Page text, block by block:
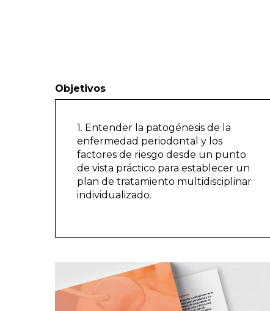
Objetivos
1. Entender la patogénesis de la
enfermedad periodontal y los
factores de riesgo desde un punto
de vista práctico para establecer un
plan de tratamiento multidisciplinar
individualizado.